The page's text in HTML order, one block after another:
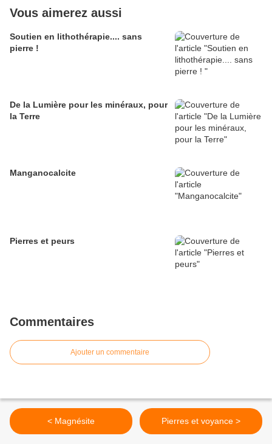
Vous aimerez aussi
Soutien en lithothérapie.... sans
pierre !
De la Lumière pour les minéraux, pour
la Terre
Manganocalcite
Pierres et peurs
Commentaires
Ajouter un commentaire
< Magnésite Pierres et voyance >